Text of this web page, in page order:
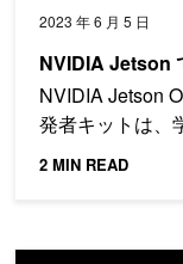
2023 年 6 月 5 日
NVIDIA Jetson
NVIDIA Jetson
発者キットは、
2 MIN READ